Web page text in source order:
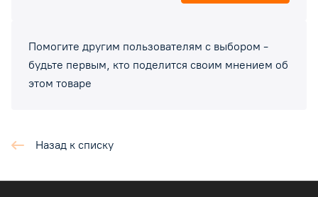
Помогите другим пользователям с выбором -
будьте первым, кто поделится своим мнением об
этом товаре
Назад к списку